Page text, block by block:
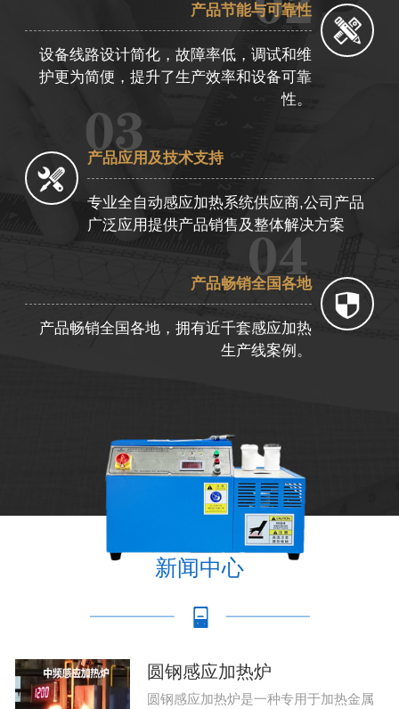
产品节能与可靠性
设备线路设计简化，故障率低，调试和维
护更为简便，提升了生产效率和设备可靠
性。
产品应用及技术支持
专业全自动感应加热系统供应商,公司产品
广泛应用提供产品销售及整体解决方案
产品畅销全国各地
产品畅销全国各地，拥有近千套感应加热
生产线案例。
新闻中心
圆钢感应加热炉
圆钢感应加热炉是一种专用于加热金属